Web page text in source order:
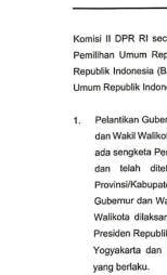
“Maka mari kita
hutan-hutan
ekosistem yang
kemanusiaan,
menciptakan
Sementara itu
Hasto bilang
pada konsolidasi
kader. Sebab